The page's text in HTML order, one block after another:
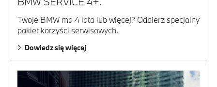
Twoje BMW ma 4 lata lub więcej? Odbierz specjalny
pakiet korzyści serwisowych.
Dowiedz się więcej